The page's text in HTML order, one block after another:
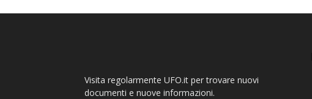
Visita regolarmente UFO.it per trovare nuovi
documenti e nuove informazioni.